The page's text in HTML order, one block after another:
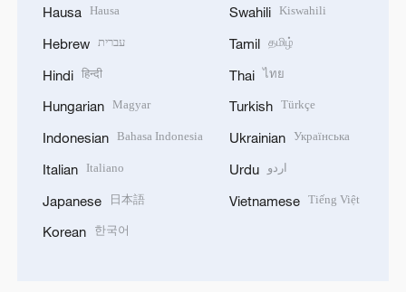
Hausa Hausa
Hebrew עברית
Hindi हिन्दी
Hungarian Magyar
Indonesian Bahasa Indonesia
Italian Italiano
Japanese 日本語
Korean 한국어
Swahili Kiswahili
Tamil தமிழ்
Thai ไทย
Turkish Türkçe
Ukrainian Українська
Urdu اردو
Vietnamese Tiếng Việt